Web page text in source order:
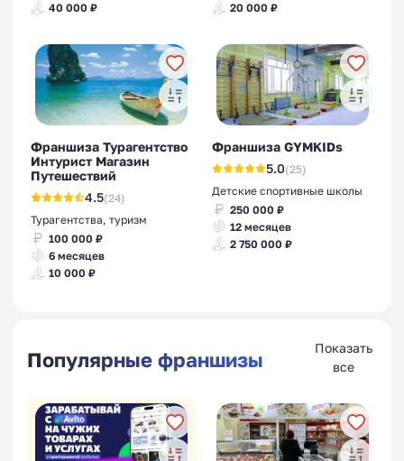
40 000 ₽
20 000 ₽
Франшиза Турагентство
Интурист Магазин
Путешествий
4.5(24)
Турагентства, туризм
100 000 ₽
6 месяцев
10 000 ₽
Франшиза GYMKIDs
5.0(25)
Детские спортивные школы
250 000 ₽
12 месяцев
2 750 000 ₽
Популярные франшизы
Показать
все